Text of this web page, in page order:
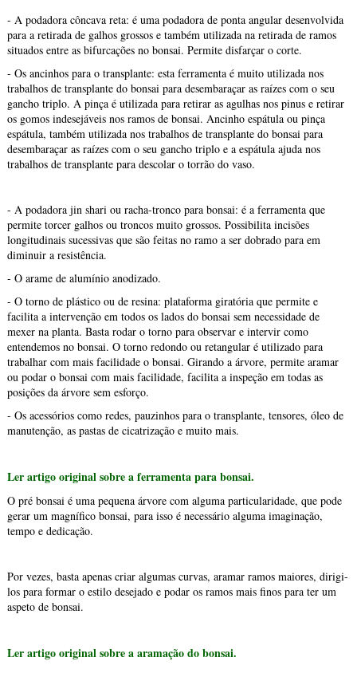
- A podadora côncava reta: é uma podadora de ponta angular desenvolvida
para a retirada de galhos grossos e também utilizada na retirada de ramos
situados entre as bifurcações no bonsai. Permite disfarçar o corte.
- Os ancinhos para o transplante: esta ferramenta é muito utilizada nos
trabalhos de transplante do bonsai para desembaraçar as raízes com o seu
gancho triplo. A pinça é utilizada para retirar as agulhas nos pinus e retirar
os gomos indesejáveis nos ramos de bonsai. Ancinho espátula ou pinça
espátula, também utilizada nos trabalhos de transplante do bonsai para
desembaraçar as raízes com o seu gancho triplo e a espátula ajuda nos
trabalhos de transplante para descolar o torrão do vaso.
- A podadora jin shari ou racha-tronco para bonsai: é a ferramenta que
permite torcer galhos ou troncos muito grossos. Possibilita incisões
longitudinais sucessivas que são feitas no ramo a ser dobrado para em
diminuir a resistência.
- O arame de alumínio anodizado.
- O torno de plástico ou de resina: plataforma giratória que permite e
facilita a intervenção em todos os lados do bonsai sem necessidade de
mexer na planta. Basta rodar o torno para observar e intervir como
entendemos no bonsai. O torno redondo ou retangular é utilizado para
trabalhar com mais facilidade o bonsai. Girando a árvore, permite aramar
ou podar o bonsai com mais facilidade, facilita a inspeção em todas as
posições da árvore sem esforço.
- Os acessórios como redes, pauzinhos para o transplante, tensores, óleo de
manutenção, as pastas de cicatrização e muito mais.
Ler artigo original sobre a ferramenta para bonsai.
O pré bonsai é uma pequena árvore com alguma particularidade, que pode
gerar um magnífico bonsai, para isso é necessário alguma imaginação,
tempo e dedicação.
Por vezes, basta apenas criar algumas curvas, aramar ramos maiores, dirigi-
los para formar o estilo desejado e podar os ramos mais finos para ter um
aspeto de bonsai.
Ler artigo original sobre a aramação do bonsai.